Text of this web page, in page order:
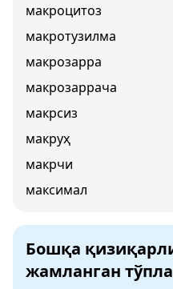
макроцитоз
макротузилма
макрозарра
макрозаррача
макрсиз
макруҳ
макрчи
максимал
Бошқа
жамланган